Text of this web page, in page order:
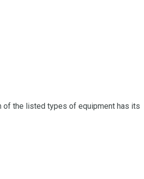
of the listed types of equipment has its